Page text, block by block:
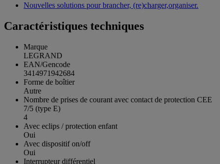
Nouvelles solutions pour brancher, (re)charger,organiser.
Caractéristiques techniques
Marque
LEGRAND
EAN/Gencode
3414971942684
Forme de boîtier
Autre
Nombre de prises de courant avec contact de protection CEE
7/5 (type E)
4
Avec eclips / protection enfant
Oui
Avec dispositif on/off
Oui
Interrupteur différentiel